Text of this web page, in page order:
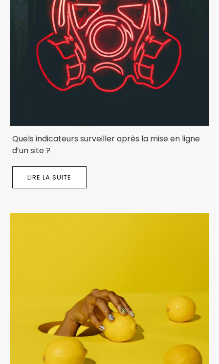
Quels indicateurs surveiller après la mise en ligne
d’un site ?
LIRE LA SUITE